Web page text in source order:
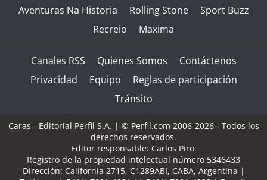
Aventuras Na Historia
Rolling Stone
Sport Buzz
Recreio
Maxima
Canales RSS Quienes Somos
Contáctenos
Privacidad
Equipo
Reglas de participación
Tránsito
Caras - Editorial Perfil S.A. | © Perfil.com 2006-2026 - Todos los
derechos reservados.
Editor responsable: Carlos Piro.
Registro de la propiedad intelectual número 5346433
Dirección: California 2715, C1289ABI, CABA, Argentina |